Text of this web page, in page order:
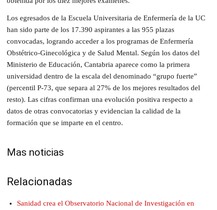
Los egresados de la Escuela Universitaria de Enfermería de la UC
han sido parte de los 17.390 aspirantes a las 955 plazas
convocadas, logrando acceder a los programas de Enfermería
Obstétrico-Ginecológica y de Salud Mental. Según los datos del
Ministerio de Educación, Cantabria aparece como la primera
universidad dentro de la escala del denominado “grupo fuerte”
(percentil P-73, que separa al 27% de los mejores resultados del
resto). Las cifras confirman una evolución positiva respecto a
datos de otras convocatorias y evidencian la calidad de la
formación que se imparte en el centro.
Mas noticias
Relacionadas
Sanidad crea el Observatorio Nacional de Investigación en